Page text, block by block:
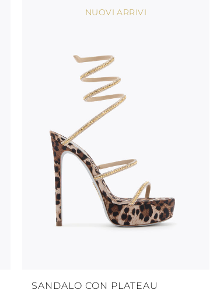
NUOVI ARRIVI
SANDALO CON PLATEAU